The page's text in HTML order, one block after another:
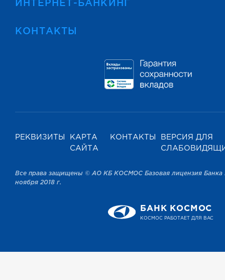
ИНТЕРНЕТ-БАНКИНГ
КОНТАКТЫ
РЕКВИЗИТЫ
КАРТА
САЙТА
КОНТАКТЫ
ВЕРСИЯ ДЛЯ
Все права защищены © АО КБ КОСМОС Базовая лицензия Банка
ноября 2018 г.